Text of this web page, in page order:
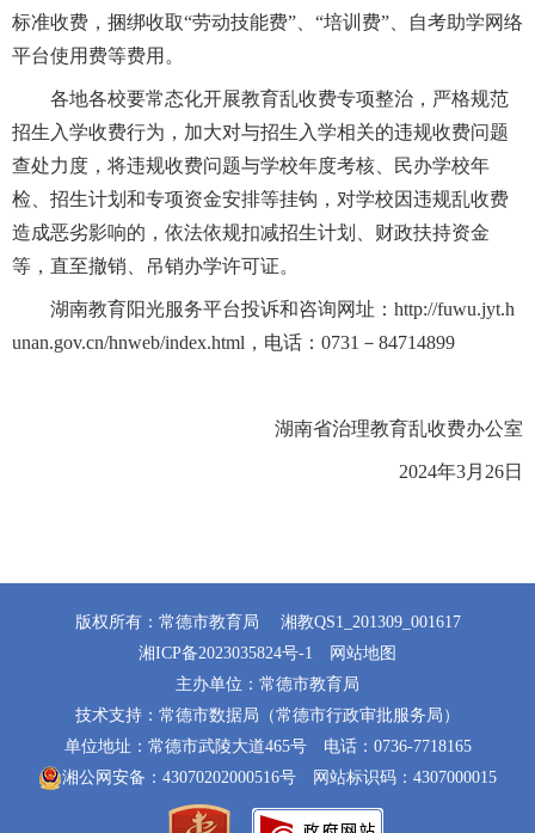
标准收费，捆绑收取“劳动技能费”、“培训费”、自考助学网络
平台使用费等费用。
各地各校要常态化开展教育乱收费专项整治，严格规范
招生入学收费行为，加大对与招生入学相关的违规收费问题
查处力度，将违规收费问题与学校年度考核、民办学校年
检、招生计划和专项资金安排等挂钩，对学校因违规乱收费
造成恶劣影响的，依法依规扣减招生计划、财政扶持资金
等，直至撤销、吊销办学许可证。
湖南教育阳光服务平台投诉和咨询网址：http://fuwu.jyt.h
unan.gov.cn/hnweb/index.html，电话：0731－84714899
湖南省治理教育乱收费办公室
2024年3月26日
版权所有：常德市教育局
湘教QS1_201309_001617
湘ICP备2023035824号-1
网站地图
主办单位：常德市教育局
技术支持：常德市数据局（常德市行政审批服务局）
单位地址：常德市武陵大道465号
电话：0736-7718165
湘公网安备：43070202000516号
网站标识码：4307000015